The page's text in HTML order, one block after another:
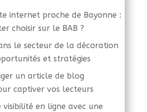
internet proche de Bayonne :
choisir sur le BAB ?
le secteur de la décoration
et stratégies
un article de blog
captiver vos lecteurs
visibilité en ligne avec une